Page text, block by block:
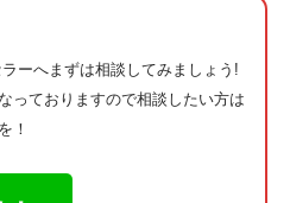
ーへまずは相談してみましょう!
っておりますので相談したい方は
！